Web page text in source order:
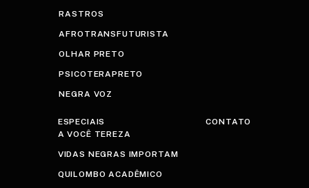
RASTROS
AFROTRANSFUTURISTA
OLHAR PRETO
PSICOTERAPRETO
NEGRA VOZ
ESPECIAIS
A VOCÊ TEREZA
VIDAS NEGRAS IMPORTAM
QUILOMBO ACADÊMICO
CONTATO